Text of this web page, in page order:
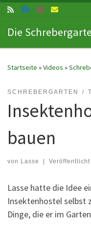
Zum Inhalt springen
Die
Startseite »Videos »
SCHREBERGARTEN
bauen
von Lasse | Veröffentlicht
Lasse hatte die Idee
Insektenhostel selbst
Dinge, die er im